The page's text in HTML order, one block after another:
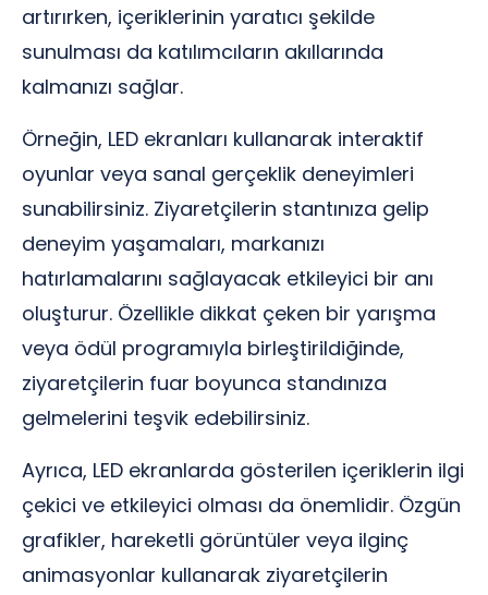
artırırken, içeriklerinin yaratıcı şekilde
sunulması da katılımcıların akıllarında
kalmanızı sağlar.
Örneğin, LED ekranları kullanarak interaktif
oyunlar veya sanal gerçeklik deneyimleri
sunabilirsiniz. Ziyaretçilerin stantınıza gelip
deneyim yaşamaları, markanızı
hatırlamalarını sağlayacak etkileyici bir anı
oluşturur. Özellikle dikkat çeken bir yarışma
veya ödül programıyla birleştirildiğinde,
ziyaretçilerin fuar boyunca standınıza
gelmelerini teşvik edebilirsiniz.
Ayrıca, LED ekranlarda gösterilen içeriklerin ilgi
çekici ve etkileyici olması da önemlidir. Özgün
grafikler, hareketli görüntüler veya ilginç
animasyonlar kullanarak ziyaretçilerin